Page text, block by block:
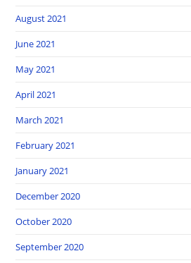
August 2021
June 2021
May 2021
April 2021
March 2021
February 2021
January 2021
December 2020
October 2020
September 2020